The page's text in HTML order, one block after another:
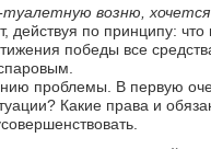
возню,
действуя по принципу:
победы все
проблемы. В первую
Какие права и